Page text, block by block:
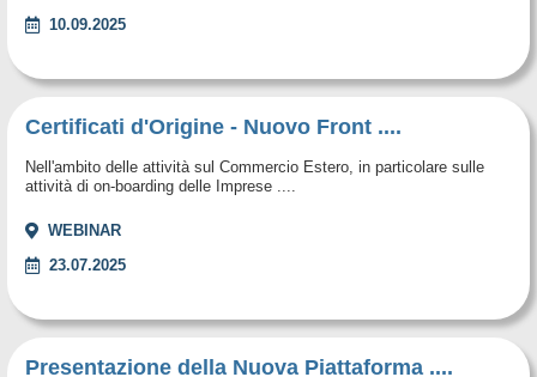
10.09.2025
Certificati d'Origine - Nuovo Front ....
Nell'ambito delle attività sul Commercio Estero, in particolare sulle
attività di on-boarding delle Imprese ....
WEBINAR
23.07.2025
Presentazione della Nuova Piattaforma ....